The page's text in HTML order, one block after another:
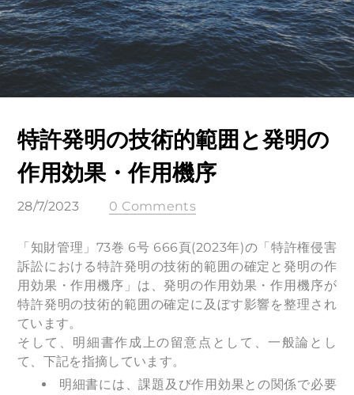
特許発明の技術的範囲と発明の
作用効果・作用機序
28/7/2023 0 Comments
「知財管理」73巻 6号 666頁(2023年)の「特許権侵害
訴訟における特許発明の技術的範囲の確定と発明の作
用効果・作用機序」は、発明の作用効果・作用機序が
特許発明の技術的範囲の確定に及ぼす影響を整理され
ています。
そして、明細書作成上の留意点として、一般論とし
て、下記を指摘しています。
明細書には、課題及び作用効果との関係で必要